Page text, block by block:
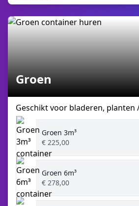
Groen
Geschikt voor bladeren, planten
Groen 3m³
€ 225,00
Groen 6m³
€ 278,00